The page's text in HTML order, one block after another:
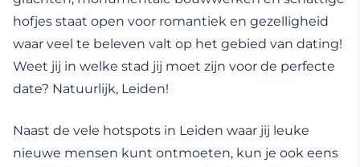
hofjes staat open voor romantiek en gezelligheid
waar veel te beleven valt op het gebied van dating!
Weet jij in welke stad jij moet zijn voor de perfecte
date? Natuurlijk, Leiden!
Naast de vele hotspots in Leiden waar jij leuke
nieuwe mensen kunt ontmoeten, kun je ook eens